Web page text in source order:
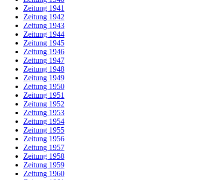
Zeitung 1941
Zeitung 1942
Zeitung 1943
Zeitung 1944
Zeitung 1945
Zeitung 1946
Zeitung 1947
Zeitung 1948
Zeitung 1949
Zeitung 1950
Zeitung 1951
Zeitung 1952
Zeitung 1953
Zeitung 1954
Zeitung 1955
Zeitung 1956
Zeitung 1957
Zeitung 1958
Zeitung 1959
Zeitung 1960